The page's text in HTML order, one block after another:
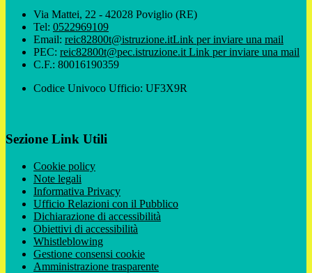
Via Mattei, 22 - 42028 Poviglio (RE)
Tel: 0522969109
Email: reic82800t@istruzione.itLink per inviare una mail
PEC: reic82800t@pec.istruzione.it Link per inviare una mail
C.F.: 80016190359
Codice Univoco Ufficio: UF3X9R
Sezione Link Utili
Cookie policy
Note legali
Informativa Privacy
Ufficio Relazioni con il Pubblico
Dichiarazione di accessibilità
Obiettivi di accessibilità
Whistleblowing
Gestione consensi cookie
Amministrazione trasparente